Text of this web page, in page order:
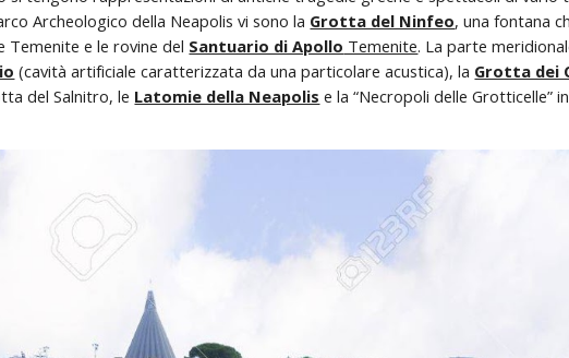
Archeologico della Neapolis vi sono la Grotta del Ninfeo, una fontana
Temenite e le rovine del Santuario di Apollo Temenite. La parte
(cavità artificiale caratterizzata da una particolare acustica), la Grotta dei
del Salnitro, le Latomie della Neapolis e la “Necropoli delle Grotticelle”